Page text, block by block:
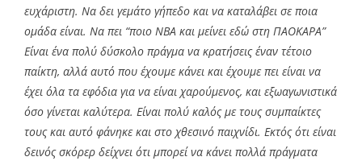
ευχάριστη. Να δει γεμάτο γήπεδο και να καταλάβει σε ποια
ομάδα είναι. Να πει “ποιο NBA και μείνει εδώ στη ΠΑΟΚΑΡΑ”
Είναι ένα πολύ δύσκολο πράγμα να κρατήσεις έναν τέτοιο
παίκτη, αλλά αυτό που έχουμε κάνει και έχουμε πει είναι να
έχει όλα τα εφόδια για να είναι χαρούμενος, και εξωαγωνιστικά
όσο γίνεται καλύτερα. Είναι πολύ καλός με τους συμπαίκτες
τους και αυτό φάνηκε και στο χθεσινό παιχνίδι. Εκτός ότι είναι
δεινός σκόρερ δείχνει ότι μπορεί να κάνει πολλά πράγματα